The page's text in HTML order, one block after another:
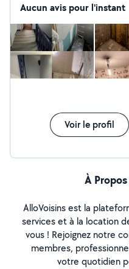
travaux de qualité à des
fondations, dalles
intérieure/extérieure
carrelage,parquet) Petits travaux de bricolage toutes
tipes et gros œuvre Montage de meubles, montage
cuisine, montage cabine
moi pour un rendez-vous
Aucun avis pour l'instant
Voir le profil
À
AlloVoisins est la
services et à la location
vous ! Rejoignez notre
membres,
votre quotidien